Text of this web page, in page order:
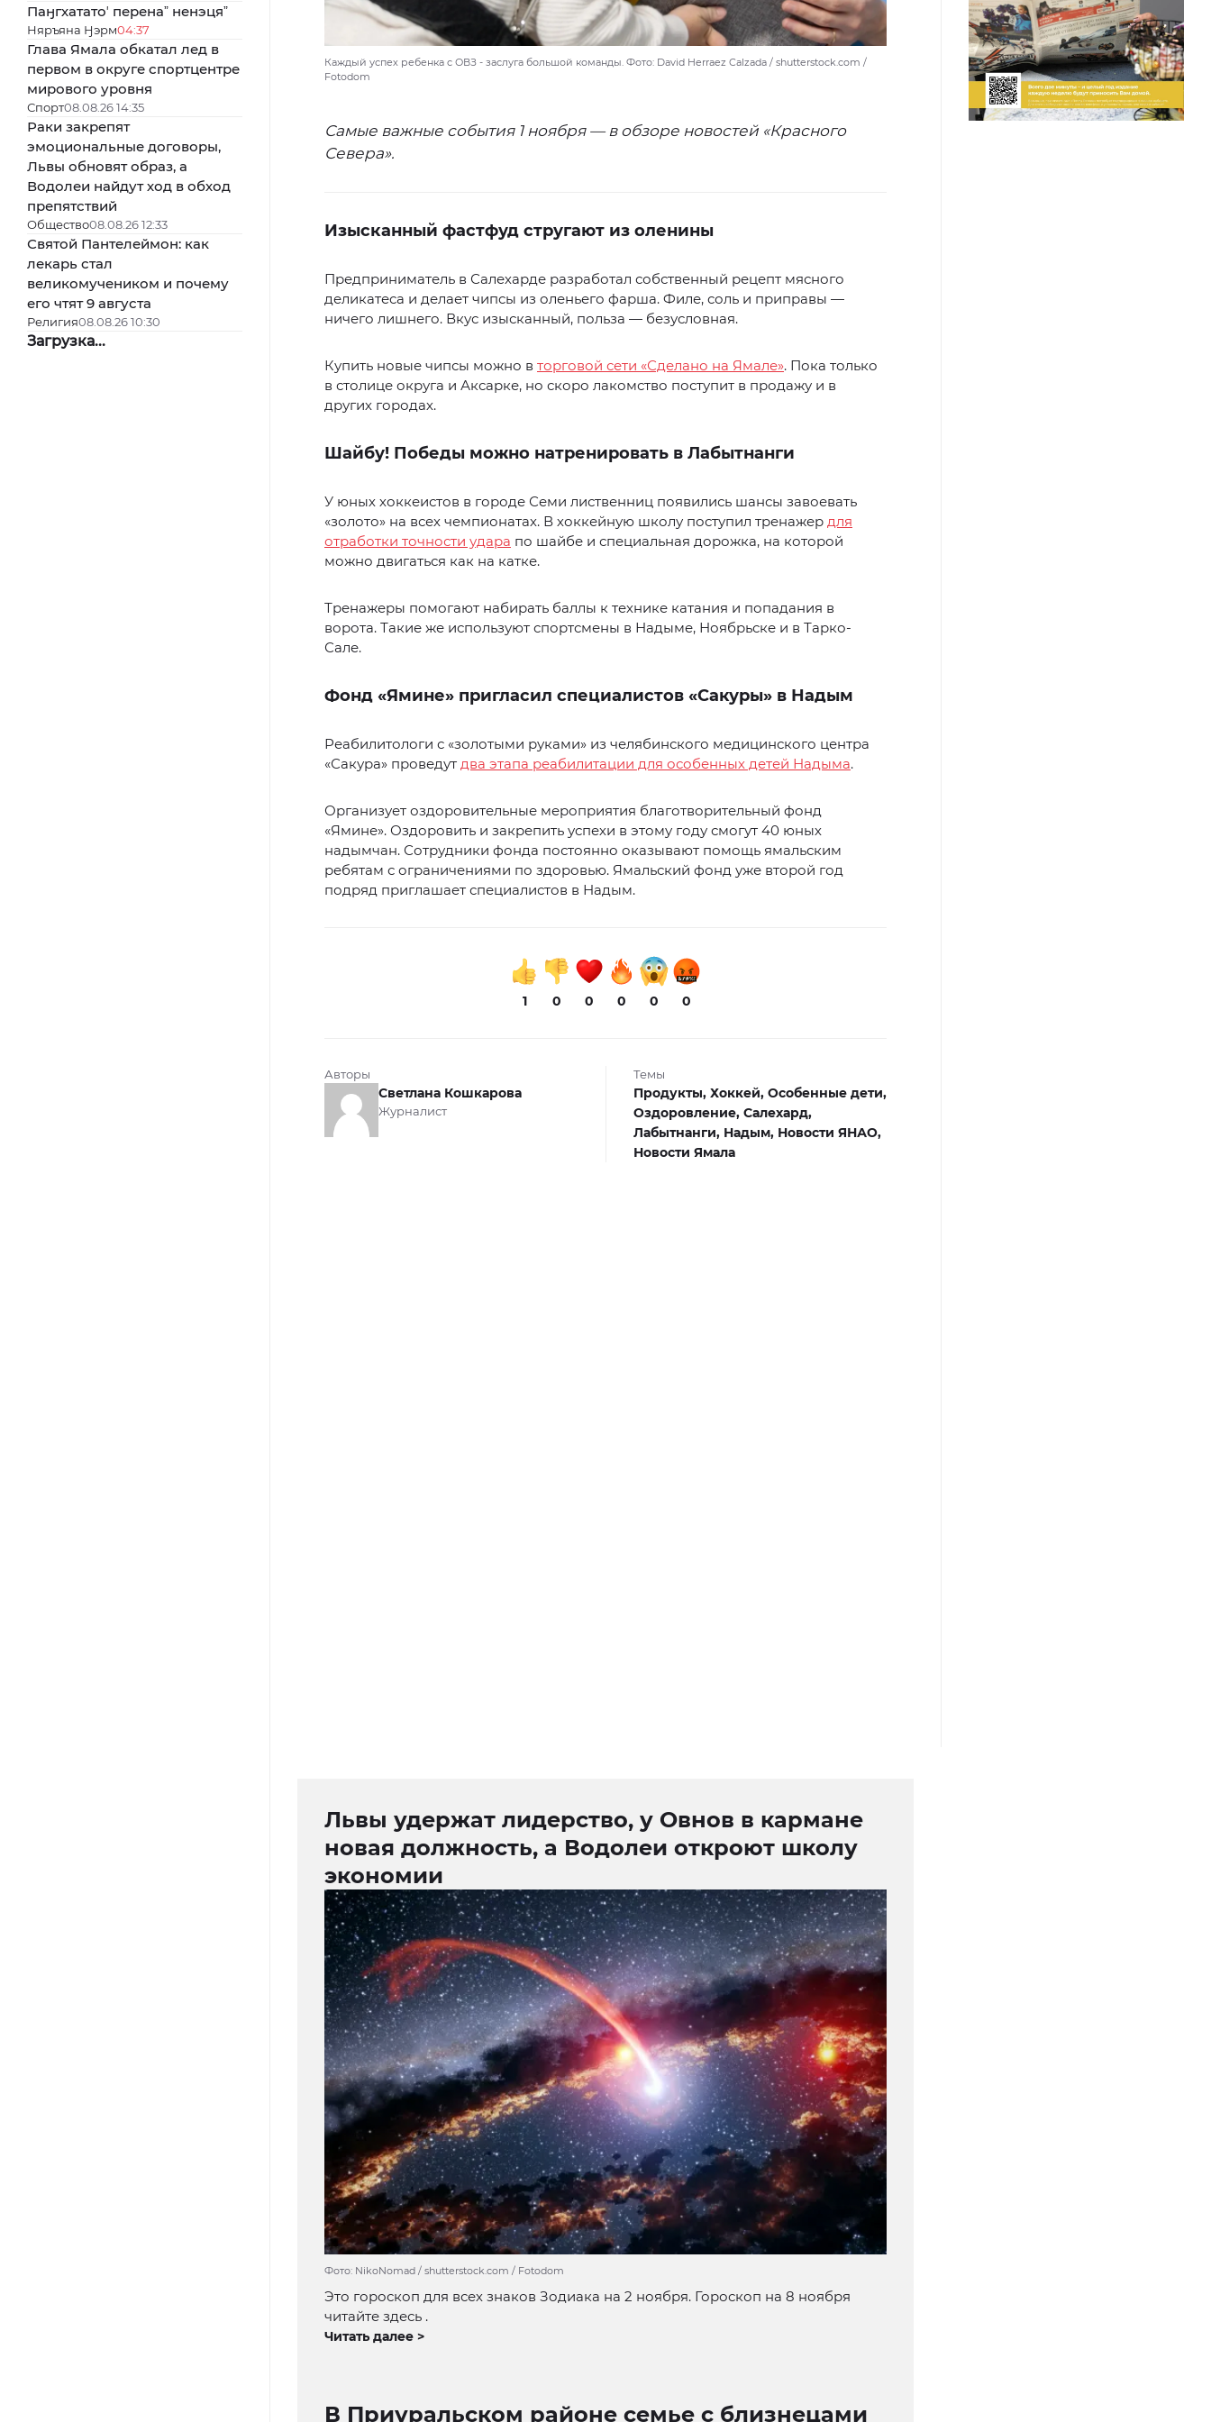
Паӈгхататоʼ перенаˮ ненэцяˮ
Няръяна Ӈэрм04:37
Глава Ямала обкатал лед в
первом в округе спортцентре
мирового уровня
Спорт08.08.26 14:35
Раки закрепят
эмоциональные договоры,
Львы обновят образ, а
Водолеи найдут ход в обход
препятствий
Общество08.08.26 12:33
Святой Пантелеймон: как
лекарь стал
великомучеником и почему
его чтят 9 августа
Религия08.08.26 10:30
Загрузка...
Каждый успех ребенка с ОВЗ - заслуга большой команды. Фото: David Herraez Calzada / shutterstock.com /
Fotodom
Самые важные события 1 ноября — в обзоре новостей «Красного
Севера».
Изысканный фастфуд стругают из оленины
Предприниматель в Салехарде разработал собственный рецепт мясного
деликатеса и делает чипсы из оленьего фарша. Филе, соль и приправы —
ничего лишнего. Вкус изысканный, польза — безусловная.
Купить новые чипсы можно в торговой сети «Сделано на Ямале». Пока только
в столице округа и Аксарке, но скоро лакомство поступит в продажу и в
других городах.
Шайбу! Победы можно натренировать в Лабытнанги
У юных хоккеистов в городе Семи лиственниц появились шансы завоевать
«золото» на всех чемпионатах. В хоккейную школу поступил тренажер для
отработки точности удара по шайбе и специальная дорожка, на которой
можно двигаться как на катке.
Тренажеры помогают набирать баллы к технике катания и попадания в
ворота. Такие же используют спортсмены в Надыме, Ноябрьске и в Тарко-
Сале.
Фонд «Ямине» пригласил специалистов «Сакуры» в Надым
Реабилитологи с «золотыми руками» из челябинского медицинского центра
«Сакура» проведут два этапа реабилитации для особенных детей Надыма.
Организует оздоровительные мероприятия благотворительный фонд
«Ямине». Оздоровить и закрепить успехи в этому году смогут 40 юных
надымчан. Сотрудники фонда постоянно оказывают помощь ямальским
ребятам с ограничениями по здоровью. Ямальский фонд уже второй год
подряд приглашает специалистов в Надым.
1 0 0 0 0 0
Авторы
Светлана Кошкарова
Журналист
Темы
Продукты, Хоккей, Особенные дети,
Оздоровление, Салехард,
Лабытнанги, Надым, Новости ЯНАО,
Новости Ямала
Львы удержат лидерство, у Овнов в кармане
новая должность, а Водолеи откроют школу
экономии
Фото: NikoNomad / shutterstock.com / Fotodom
Это гороскоп для всех знаков Зодиака на 2 ноября. Гороскоп на 8 ноября
читайте здесь .
Читать далее >
В Приуральском районе семье с близнецами